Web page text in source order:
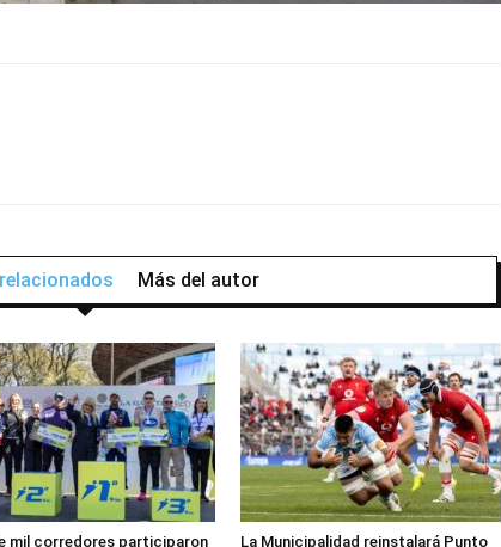
Más del autor
mil corredores participaron La Municipalidad reinstalará Punto